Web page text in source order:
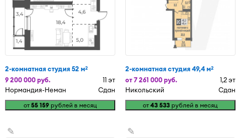
2-комнатная студия 52 м2
9 200 000 руб.
11 эт
Нормандия-Неман
Сдан
от 55 159рублей в месяц
2-комнатная студия 49,4 м2
от 7 261 000 руб.
1,2 эт
Никольский
Сдан
от43 533 рублей в месяц
✎ ✎